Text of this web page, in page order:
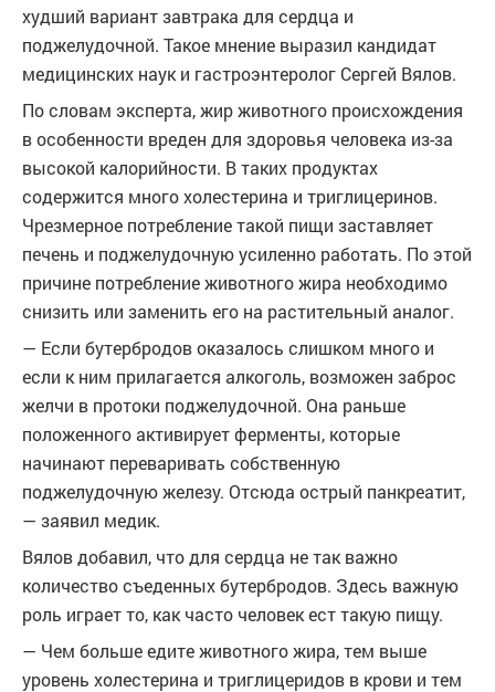
худший вариант завтрака для сердца и
поджелудочной. Такое мнение выразил кандидат
медицинских наук и гастроэнтеролог Сергей Вялов.
По словам эксперта, жир животного происхождения
в особенности вреден для здоровья человека из-за
высокой калорийности. В таких продуктах
содержится много холестерина и триглицеринов.
Чрезмерное потребление такой пищи заставляет
печень и поджелудочную усиленно работать. По этой
причине потребление животного жира необходимо
снизить или заменить его на растительный аналог.
— Если бутербродов оказалось слишком много и
если к ним прилагается алкоголь, возможен заброс
желчи в протоки поджелудочной. Она раньше
положенного активирует ферменты, которые
начинают переваривать собственную
поджелудочную железу. Отсюда острый панкреатит,
— заявил медик.
Вялов добавил, что для сердца не так важно
количество съеденных бутербродов. Здесь важную
роль играет то, как часто человек ест такую пищу.
— Чем больше едите животного жира, тем выше
уровень холестерина и триглицеридов в крови и тем